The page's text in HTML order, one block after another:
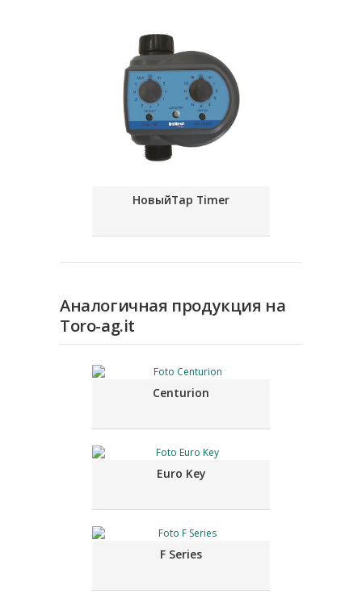
НовыйTap Timer
Аналогичная продукция на
Toro-ag.it
Centurion
Euro Key
F Series